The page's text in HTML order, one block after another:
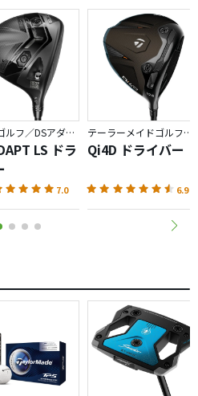
コブラゴルフ／DSアダプト
LS ドラ
7.0
テーラーメイドゴルフ／Qi4D
Qi4D ドライバー
6.9